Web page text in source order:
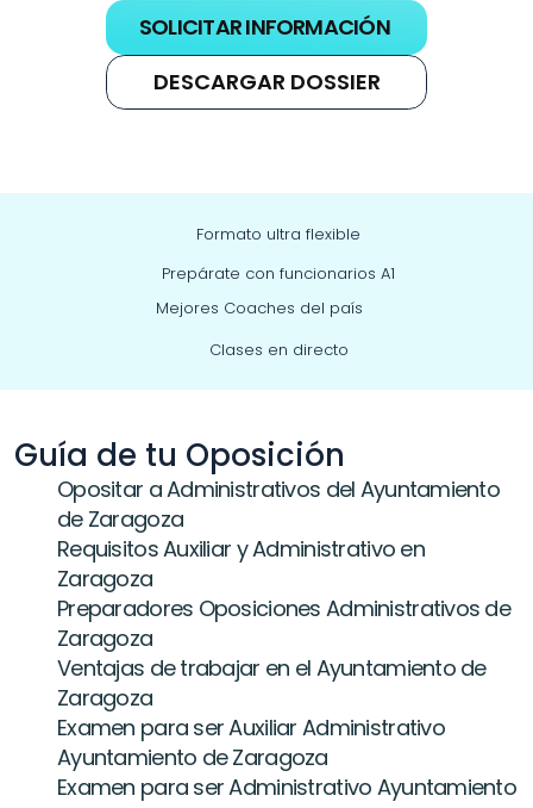
SOLICITAR INFORMACIÓN
DESCARGAR DOSSIER
Formato ultra flexible
Prepárate con funcionarios A1
Mejores Coaches del país
Clases en directo
Guía de tu Oposición
Opositar a Administrativos del Ayuntamiento
de Zaragoza
Requisitos Auxiliar y Administrativo en
Zaragoza
Preparadores Oposiciones Administrativos de
Zaragoza
Ventajas de trabajar en el Ayuntamiento de
Zaragoza
Examen para ser Auxiliar Administrativo
Ayuntamiento de Zaragoza
Examen para ser Administrativo Ayuntamiento